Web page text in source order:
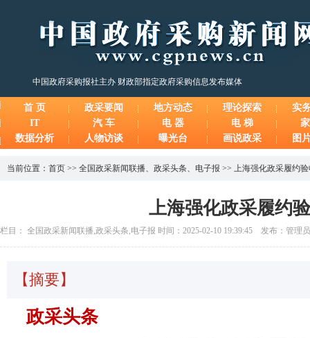
中国政府采购报社主办 财政部指定政府采购信息发布媒体
首 页 政采要闻 地方动态 理论探索
实
IT
汽 车 电 器 电 梯
数据分析
人物访谈 曝光台 画说政采 图
当前位置： 首页 >> 全国政采新闻联播、 政采头条、 电子报 >> 上海强化政采履约
上海强化政采履约
栏目： 全国政采新闻联播,政采头条,电子报 时间：2025-02-10 19:39:45 发布：管理
【摘要】
政采头条